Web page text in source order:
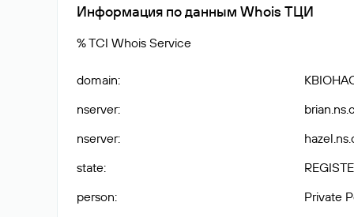
Информация по данным Whois ТЦИ
% TCI Whois Service
domain:
nserver:
nserver:
state:
person:
Private